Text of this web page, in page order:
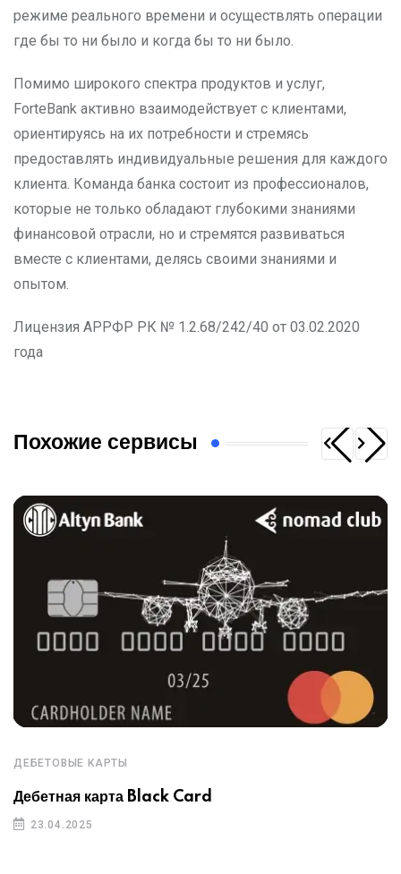
режиме реального времени и осуществлять операции
где бы то ни было и когда бы то ни было.
Помимо широкого спектра продуктов и услуг,
ForteBank активно взаимодействует с клиентами,
ориентируясь на их потребности и стремясь
предоставлять индивидуальные решения для каждого
клиента. Команда банка состоит из профессионалов,
которые не только обладают глубокими знаниями
финансовой отрасли, но и стремятся развиваться
вместе с клиентами, делясь своими знаниями и
опытом.
Лицензия АРРФР РК № 1.2.68/242/40 от 03.02.2020
года
Похожие сервисы
ДЕБЕТОВЫЕ КАРТЫ
Дебетная карта Black Card
23.04.2025